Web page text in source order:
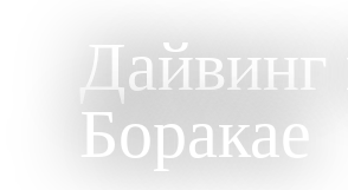
Дайвинг
Боракае